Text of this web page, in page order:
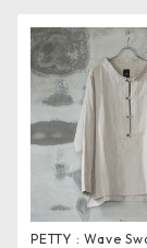
PETTY : Wave